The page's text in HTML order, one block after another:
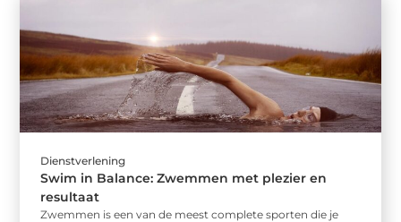
Dienstverlening
Swim in Balance: Zwemmen met plezier en
resultaat
Zwemmen is een van de meest complete sporten die je